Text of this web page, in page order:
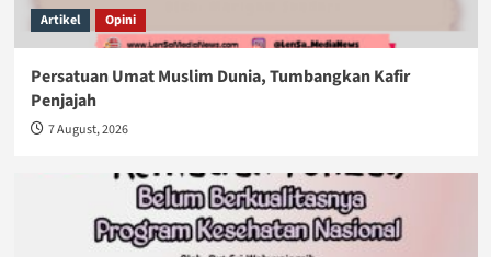
Artikel Opini
Persatuan Umat Muslim Dunia, Tumbangkan Kafir
Penjajah
7 August, 2026